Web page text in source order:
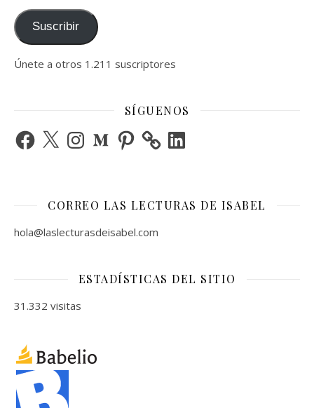
Suscribir
Únete a otros 1.211 suscriptores
SÍGUENOS
Facebook
X InstagramMediumPinterest LinkedIn
CORREO LAS LECTURAS DE ISABEL
hola@laslecturasdeisabel.com
ESTADÍSTICAS DEL SITIO
31.332 visitas